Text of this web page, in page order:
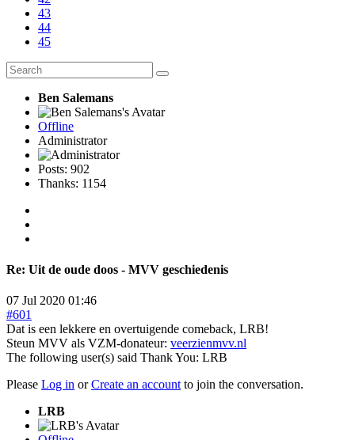
43
44
45
Ben Salemans
Offline
Administrator
Posts: 902
Thanks: 1154
Re: Uit de oude doos - MVV geschiedenis
07 Jul 2020 01:46
#601
Dat is een lekkere en overtuigende comeback, LRB!
Steun MVV als VZM-donateur: veerzienmvv.nl
The following user(s) said Thank You: LRB
Please Log in orCreate an account to join the conversation.
LRB